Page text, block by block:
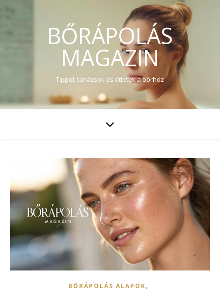
BŐRÁPOLÁS
MAGAZIN
Tippel, tanácsok és ötletek a bőrhöz
BŐRÁPOLÁS ALAPOK,